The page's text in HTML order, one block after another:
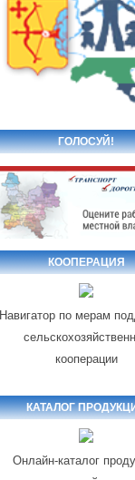
ГОЛОСУЙ!
КООПЕРАЦИЯ
Навигатор по мерам
кооперации
КАТАЛОГ
Онлайн-каталог